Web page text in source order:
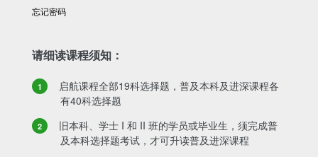
忘记密码
请细读课程须知：
启航课程全部19科选择题，普及本科及进深课程各
有40科选择题
旧本科、学士 I 和 II 班的学员或毕业生，须完成普
及本科选择题考试，才可升读普及进深课程